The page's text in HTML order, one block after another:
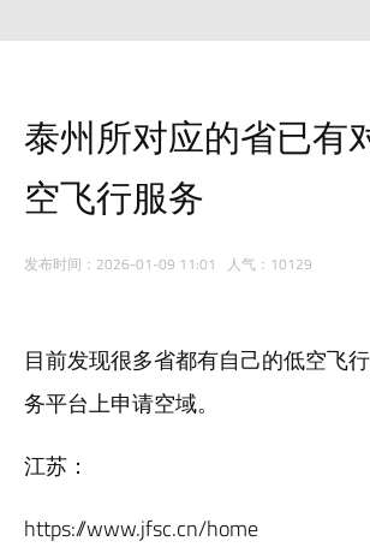
泰州所对应的省已有
空飞行服务
发布时间：2026-01-09 11:01 人气：10129
目前发现很多省都有自己的低空飞
务平台上申请空域。
江苏：
https://www.jfsc.cn/home